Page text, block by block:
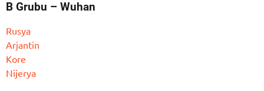
B Grubu – Wuhan
Rusya
Arjantin
Kore
Nijerya